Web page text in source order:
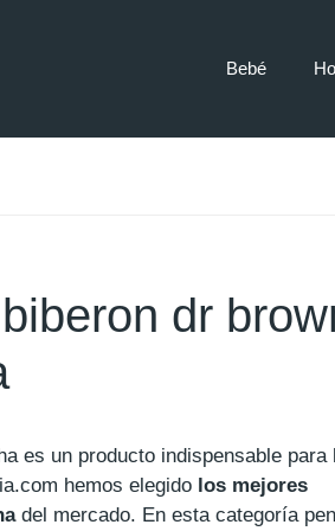
Bebé
dr
es un producto indispensable para
hemos elegido los mejores
del mercado. En esta categoría